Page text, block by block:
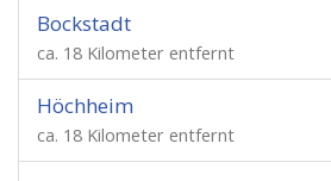
Bockstadt
ca. 18 Kilometer entfernt
Höchheim
ca. 18 Kilometer entfernt